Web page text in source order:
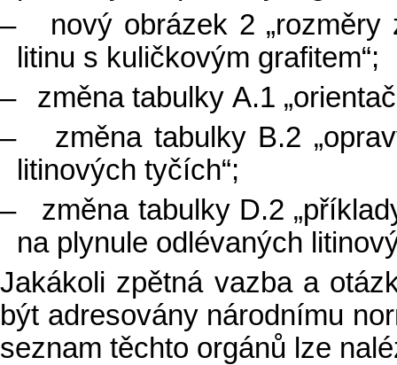
–
nový obrázek 2
litinu s kuličkovým grafitem“;
–
změna tabulky A.1
–
změna tabulky B.2
litinových tyčích“;
–
změna tabulky D.2
na plynule odlévaných
Jakákoli zpětná vazba a
být adresovány národnímu
seznam těchto orgánů lze